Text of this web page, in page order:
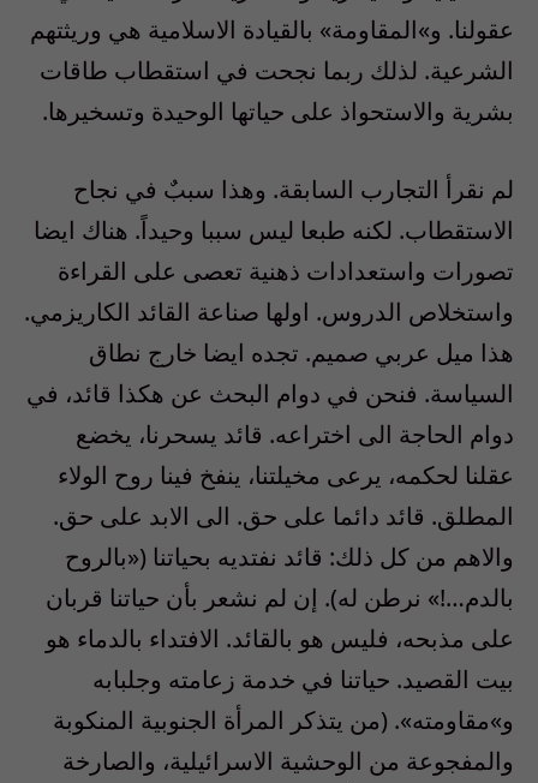
عقولنا. و»المقاومة» بالقيادة الاسلامية هي وريثتهم
الشرعية. لذلك ربما نجحت في استقطاب طاقات
بشرية والاستحواذ على حياتها الوحيدة وتسخيرها.
لم نقرأ التجارب السابقة. وهذا سببٌ في نجاح
الاستقطاب. لكنه طبعا ليس سببا وحيداً. هناك ايضا
تصورات واستعدادات ذهنية تعصى على القراءة
واستخلاص الدروس. اولها صناعة القائد الكاريزمي.
هذا ميل عربي صميم. تجده ايضا خارج نطاق
السياسة. فنحن في دوام البحث عن هكذا قائد، في
دوام الحاجة الى اختراعه. قائد يسحرنا، يخضع
عقلنا لحكمه، يرعى مخيلتنا، ينفخ فينا روح الولاء
المطلق. قائد دائما على حق. الى الابد على حق.
والاهم من كل ذلك: قائد نفتديه بحياتنا («بالروح
بالدم…!» نرطن له). إن لم نشعر بأن حياتنا قربان
على مذبحه، فليس هو بالقائد. الافتداء بالدماء هو
بيت القصيد. حياتنا في خدمة زعامته وجلبابه
و»مقاومته». (من يتذكر المرأة الجنوبية المنكوبة
والمفجوعة من الوحشية الاسرائيلية، والصارخة